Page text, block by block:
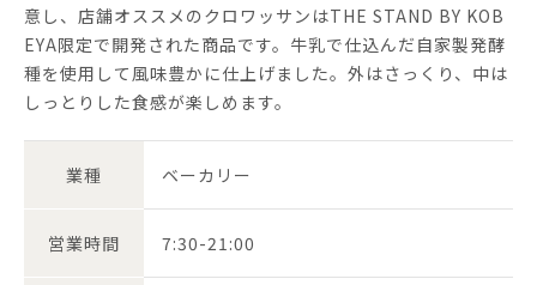
意し、店舗オススメのクロワッサンはTHE STAND BY KOB
EYA限定で開発された商品です。牛乳で仕込んだ自家製発酵
種を使用して風味豊かに仕上げました。外はさっくり、中は
しっとりした食感が楽しめます。
業種 ベーカリー
営業時間 7:30-21:00